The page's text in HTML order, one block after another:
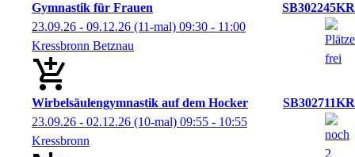
Gymnastik für Frauen
SB302245KR
23.09.26 - 09.12.26 (11-mal) 09:30 - 11:00
Kressbronn Betznau
Wirbelsäulengymnastik auf dem Hocker
SB302711KR
23.09.26 - 02.12.26 (10-mal) 09:55 - 10:55
Kressbronn